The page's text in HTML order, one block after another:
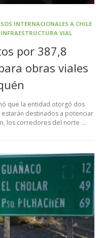
INTERNACIONALES A CHILE
VIAL
por 387,8
obras viales
que la entidad otorgó dos
destinados a potenciar
los corredores del norte …